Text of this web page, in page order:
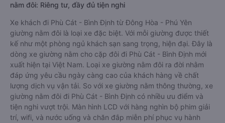
nằm đôi: Riêng tư, đầy đủ tiện nghi
Xe khách đi Phù Cát - Bình Định từ Đông Hòa - Phú Yên
giường nằm đôi là loại xe đặc biệt. Với mỗi giường được thiết
kế như một phòng ngủ khách sạn sang trọng, hiện đại. Đây là
dòng xe giường nằm cho cặp đôi đi Phù Cát - Bình Định mới
xuất hiện tại Việt Nam. Loại xe giường nằm đôi ra đời nhằm
đáp ứng yêu cầu ngày càng cao của khách hàng về chất
lượng dịch vụ vận tải. So với xe giường nằm thông thường, xe
giường nằm đôi đi Phù Cát - Bình Định có nhiều ưu điểm và
tiện nghi vượt trội. Màn hình LCD với hàng nghìn bộ phim giải
trí, wifi, và nước uống và chăn đắp miễn phí phục vụ hành